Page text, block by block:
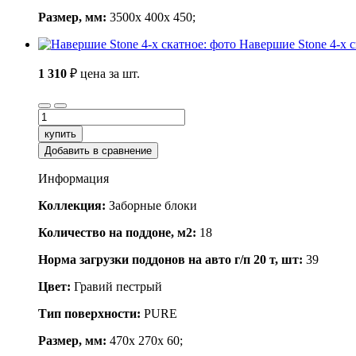
Размер, мм: 3500x 400x 450;
Навершие Stone 4-x
1 310 ₽ цена за шт.
купить
Добавить в сравнение
Информация
Коллекция: Заборные блоки
Количество на поддоне, м2: 18
Норма загрузки поддонов на авто г/п 20 т, шт: 39
Цвет: Гравий пестрый
Тип поверхности: PURE
Размер, мм: 470x 270x 60;